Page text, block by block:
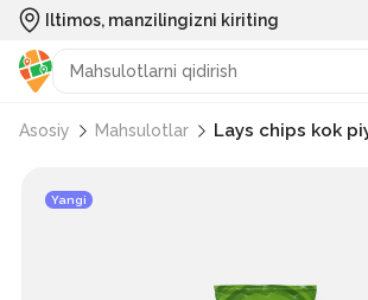
Iltimos, manzilingizni kiriting
Asosiy Mahsulotlar Lays chips kok
Yangi